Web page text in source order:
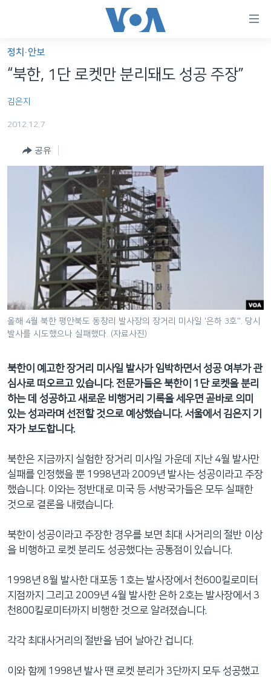
가
능
메
게
로
이
동
검
색
로
이
등
VOD
라디오
프로그램
주파수 안내
언어 선택
정치·안보
“북한, 1단 로켓만 분리돼도 성공 주장”
김은지
2012.12.7
공유
올해 4월 북한 평안북도 동창리 발사장의 장거리 미사일 '은하 3호''. 당시
발사를 시도했으나 실패했다. (자료사진)
북한이 예고한 장거리 미사일 발사가 임박하면서 성공 여부가 관
심사로 떠오르고 있습니다. 전문가들은 북한이 1단 로켓을 분리
하는 데 성공하고 새로운 비행거리 기록을 세우면 곧바로 의미
있는 성과라며 선전할 것으로 예상했습니다. 서울에서 김은지 기
자가 보도합니다.
북한은 지금까지 실험한 장거리 미사일 가운데 지난 4월 발사만
실패를 인정했을 뿐 1998년과 2009년 발사는 성공이라고 주장
했습니다. 이와는 정반대로 미국 등 서방국가들은 모두 실패한
것으로 결론을 내렸습니다.
북한이 성공이라고 주장한 경우를 보면 최대 사거리의 절반 이상
을 비행하고 로켓 분리도 성공했다는 공통점이 있습니다.
1998년 8월 발사한 대포동 1호는 발사장에서 천600킬로미터
지점까지 그리고 2009년 4월 발사한 은하 2호는 발사장에서 3
천800킬로미터까지 비행한 것으로 알려졌습니다.
각각 최대사거리의 절반을 넘어 날아간 겁니다.
이와 함께 1998년 발사 땐 로켓 분리가 3단까지 모두 성공했고